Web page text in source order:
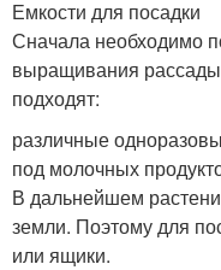
Емкости для посадки
Сначала необходимо
выращивания
подходят:
различные
под молочных
В дальнейшем
земли. Поэтому для
или ящики.